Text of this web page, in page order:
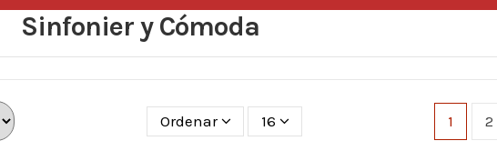
Sinfonier y Cómoda
Ordenar 16 1 2